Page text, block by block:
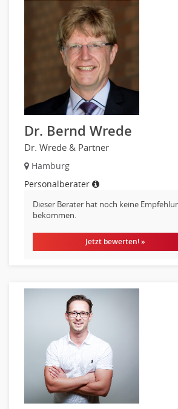
Dr. Bernd Wrede
Dr. Wrede & Partner
Hamburg
Personalberater
Dieser Berater hat noch keine
bekommen.
Jetzt bewerten! »